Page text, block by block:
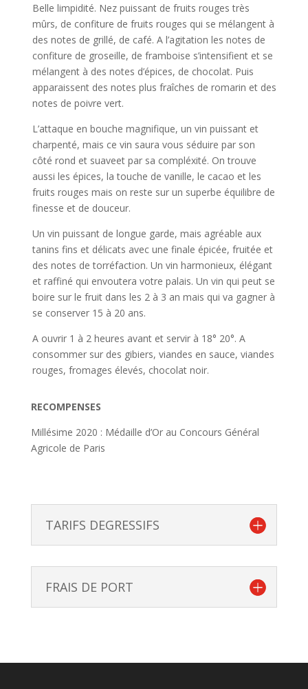
Belle limpidité. Nez puissant de fruits rouges très
mûrs, de confiture de fruits rouges qui se mélangent à
des notes de grillé, de café. A l’agitation les notes de
confiture de groseille, de framboise s’intensifient et se
mélangent à des notes d’épices, de chocolat. Puis
apparaissent des notes plus fraîches de romarin et des
notes de poivre vert.
L’attaque en bouche magnifique, un vin puissant et
charpenté, mais ce vin saura vous séduire par son
côté rond et suaveet par sa compléxité. On trouve
aussi les épices, la touche de vanille, le cacao et les
fruits rouges mais on reste sur un superbe équilibre de
finesse et de douceur.
Un vin puissant de longue garde, mais agréable aux
tanins fins et délicats avec une finale épicée, fruitée et
des notes de torréfaction. Un vin harmonieux, élégant
et raffiné qui envoutera votre palais. Un vin qui peut se
boire sur le fruit dans les 2 à 3 an mais qui va gagner à
se conserver 15 à 20 ans.
A ouvrir 1 à 2 heures avant et servir à 18° 20°. A
consommer sur des gibiers, viandes en sauce, viandes
rouges, fromages élevés, chocolat noir.
RECOMPENSES
Millésime 2020 : Médaille d’Or au Concours Général
Agricole de Paris
TARIFS DEGRESSIFS
FRAIS DE PORT